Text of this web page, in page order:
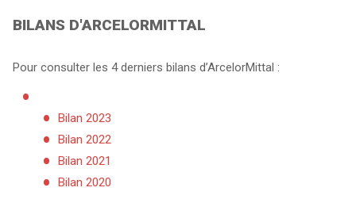
BILANS D'ARCELORMITTAL
Pour consulter les 4 derniers bilans d’ArcelorMittal :
Bilan 2023
Bilan 2022
Bilan 2021
Bilan 2020